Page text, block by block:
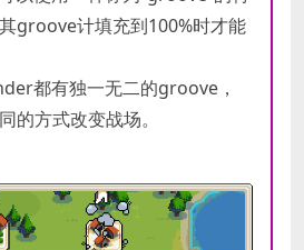
groove计填充到100%时才能
都有独一无二的groove，
的方式改变战场。